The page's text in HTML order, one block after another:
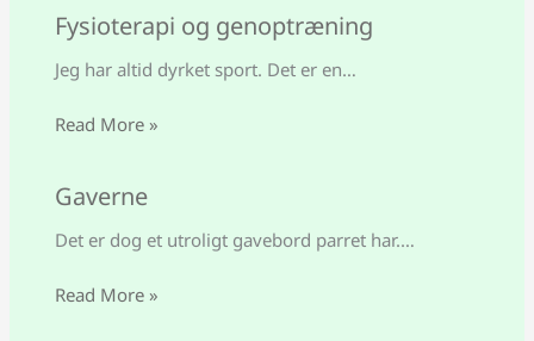
Fysioterapi og genoptræning
Jeg har altid dyrket sport. Det er en…
Read More »
Gaverne
Det er dog et utroligt gavebord parret har.…
Read More »